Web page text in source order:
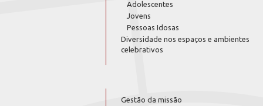
Adolescentes
Jovens
Pessoas Idosas
Diversidade nos espaços e ambientes
celebrativos
Gestão da missão